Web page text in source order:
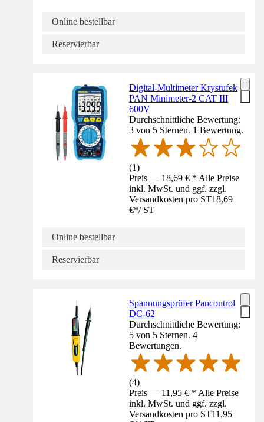
Online bestellbar
Reservierbar
Digital-Multimeter Krystufek
PAN Minimeter-2 CAT III
600V
Durchschnittliche Bewertung:
3 von 5 Sternen. 1 Bewertung.
(1)
Preis — 18,69 € * Alle Preise
inkl. MwSt. und ggf. zzgl.
Versandkosten pro ST18,69
€*/ ST
Online bestellbar
Reservierbar
Spannungsprüfer Pancontrol
DC-62
Durchschnittliche Bewertung:
5 von 5 Sternen. 4
Bewertungen.
(4)
Preis — 11,95 € * Alle Preise
inkl. MwSt. und ggf. zzgl.
Versandkosten pro ST11,95